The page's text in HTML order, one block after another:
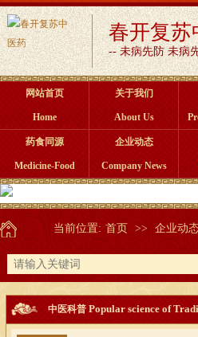
春开复苏
-- 未病先防 未病
网站首页
Home
关于我们
About Us
药食同源
Medicine-Food
企业动态
Company News
当前位置: 首页 >> 企业动
中医科普 Popular science of